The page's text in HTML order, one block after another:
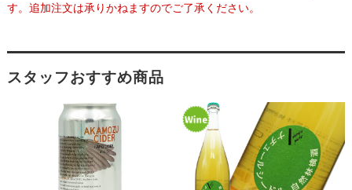
す。追加注文は承りかねますのでご了承ください。
スタッフおすすめ商品